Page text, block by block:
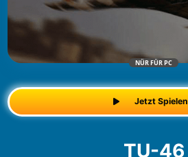
NÜR FÜR PC
Jetzt Spielen
TU-46